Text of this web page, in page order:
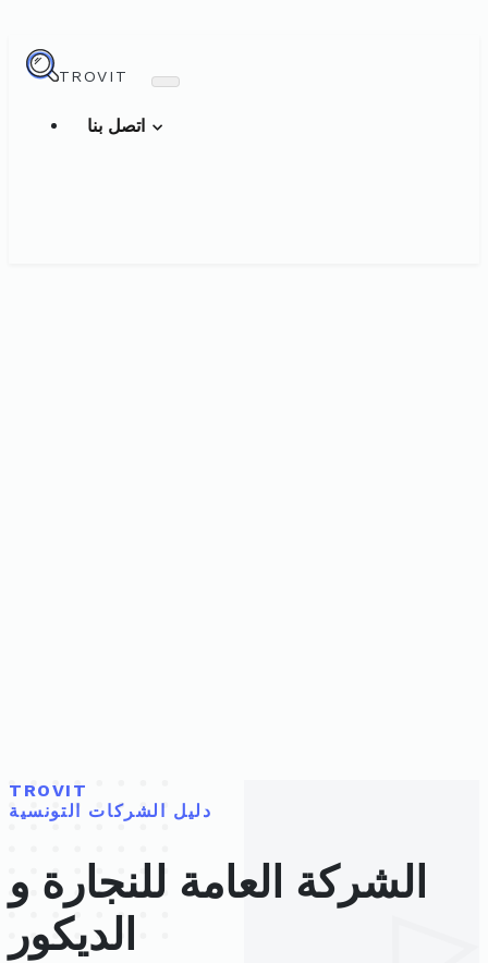
TROVIT
TROVIT
دليل الشركات التونسية
الشركة العامة للنجارة و
الديكور